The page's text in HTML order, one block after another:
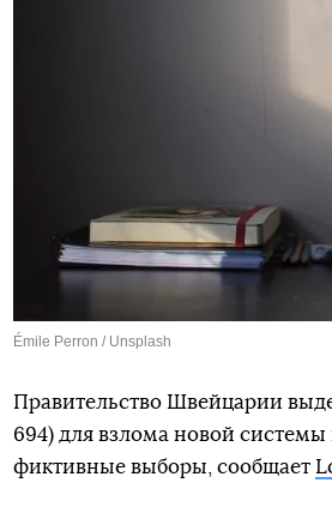
Émile Perron / Unsplash
Правительство Швейцарии
694) для взлома новой системы
фиктивные выборы, сообщает